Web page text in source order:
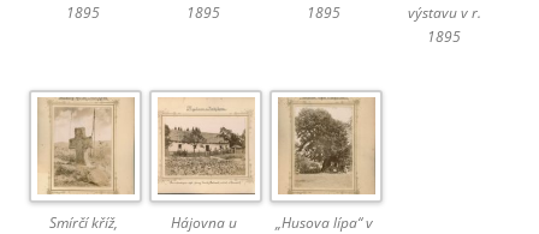
1895
1895
1895
výstavu v r.
1895
Smírčí kříž,
Hájovna u
„Husova lípa“ v